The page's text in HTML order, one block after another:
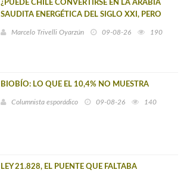
¿PUEDE CHILE CONVERTIRSE EN LA ARABIA
SAUDITA ENERGÉTICA DEL SIGLO XXI, PERO
Marcelo Trivelli Oyarzún 09-08-26 190
BIOBÍO: LO QUE EL 10,4% NO MUESTRA
Columnista esporádico 09-08-26 140
LEY 21.828, EL PUENTE QUE FALTABA